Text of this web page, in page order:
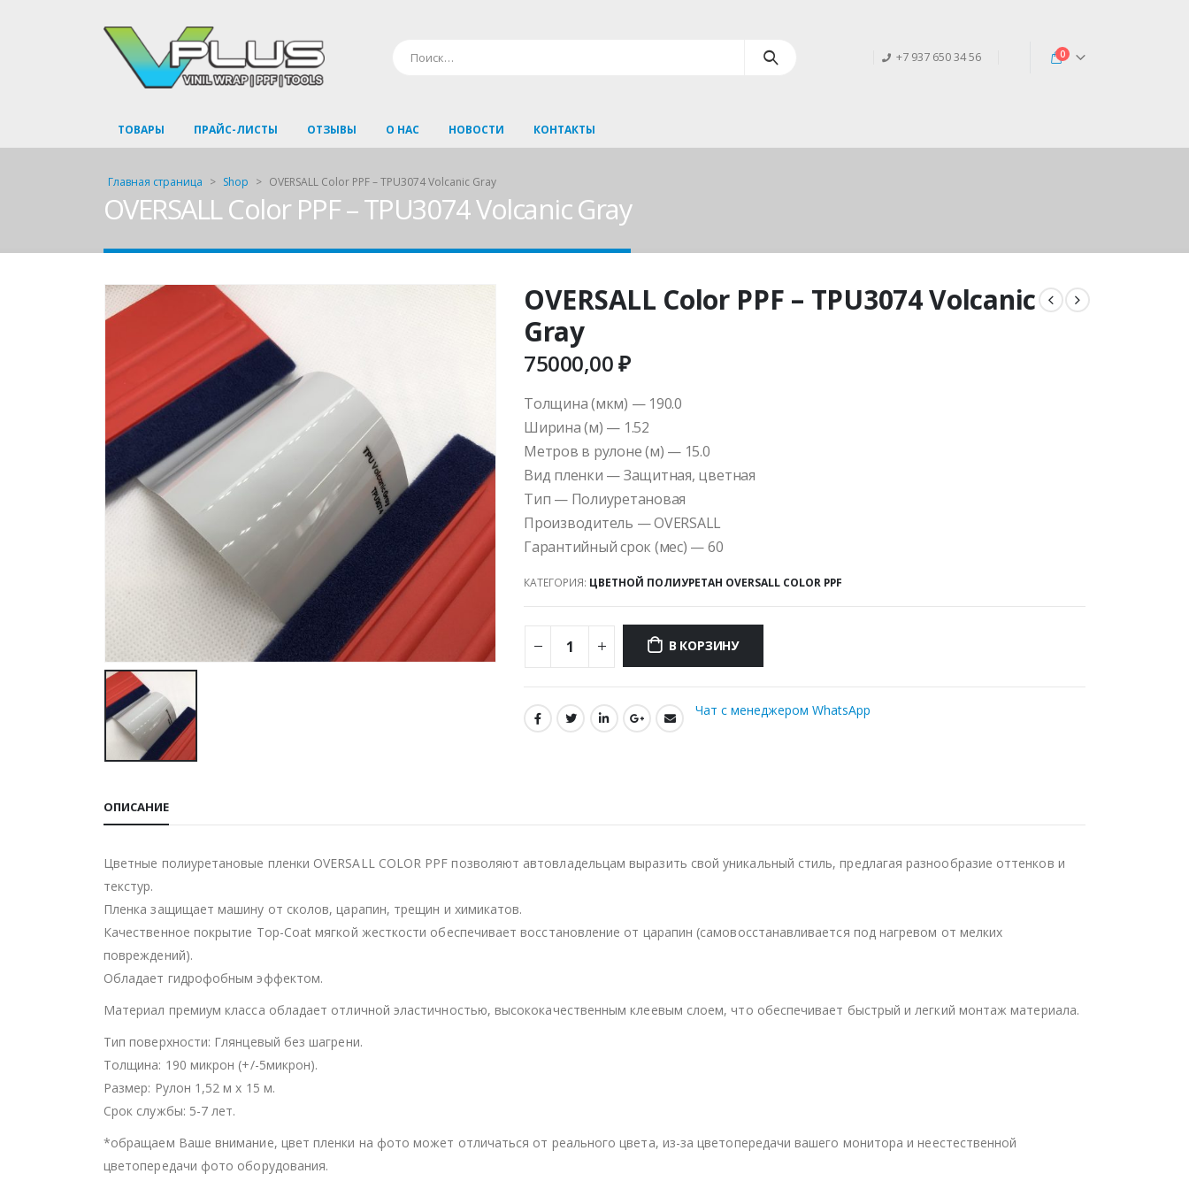
+7 937 650 34 56 0
ТОВАРЫ ПРАЙС-ЛИСТЫ ОТЗЫВЫ О НАС НОВОСТИ КОНТАКТЫ
Главная страница > Shop > OVERSALL Color PPF – TPU3074 Volcanic Gray
OVERSALL Color PPF – TPU3074 Volcanic Gray
OVERSALL Color PPF – TPU3074 Volcanic
Gray
75000,00₽
Толщина (мкм) — 190.0
Ширина (м) — 1.52
Метров в рулоне (м) — 15.0
Вид пленки — Защитная, цветная
Тип — Полиуретановая
Производитель — OVERSALL
Гарантийный срок (мес) — 60
КАТЕГОРИЯ: ЦВЕТНОЙ ПОЛИУРЕТАН OVERSALL COLOR PPF
В КОРЗИНУ
Чат с менеджером WhatsApp
ОПИСАНИЕ
Цветные полиуретановые пленки OVERSALL COLOR PPF позволяют автовладельцам выразить свой уникальный стиль, предлагая разнообразие оттенков и
текстур.
Пленка защищает машину от сколов, царапин, трещин и химикатов.
Качественное покрытие Top-Coat мягкой жесткости обеспечивает восстановление от царапин (самовосстанавливается под нагревом от мелких
повреждений).
Обладает гидрофобным эффектом.
Материал премиум класса обладает отличной эластичностью, высококачественным клеевым слоем, что обеспечивает быстрый и легкий монтаж материала.
Тип поверхности: Глянцевый без шагрени.
Толщина: 190 микрон (+/-5микрон).
Размер: Рулон 1,52 м х 15 м.
Срок службы: 5-7 лет.
*обращаем Ваше внимание, цвет пленки на фото может отличаться от реального цвета, из-за цветопередачи вашего монитора и неестественной
цветопередачи фото оборудования.